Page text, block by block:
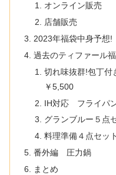
オンライン販売
店舗販売
2023年福袋中身予想!
過去のティファール
切れ味抜群!包丁
￥5,500
IH対応 フライパ
グランブルー５
料理準備４点セ
番外編 圧力鍋
まとめ